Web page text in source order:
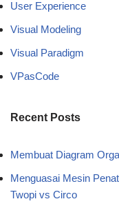
User Experience
Visual Modeling
Visual Paradigm
VPasCode
Recent Posts
Membuat Diagram
Menguasai Mesin
Twopi vs Circo